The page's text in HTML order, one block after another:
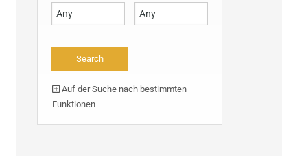
Auf der Suche nach bestimmten
Funktionen